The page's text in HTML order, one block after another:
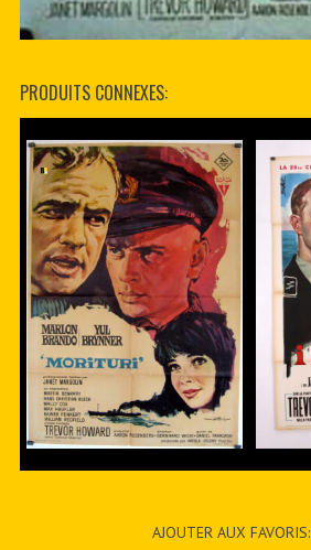
PRODUITS CONNEXES:
AJOUTER AUX FAVORIS: